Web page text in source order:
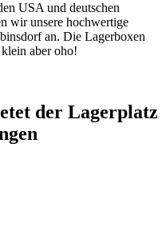
USA und deutschen
wir unsere hochwertige
an. Die Lagerboxen
aber oho!
der Lagerplatz